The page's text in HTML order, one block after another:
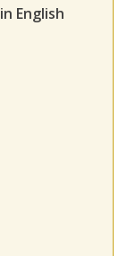
English